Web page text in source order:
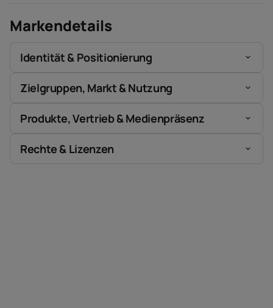
Markendetails
Identität & Positionierung
Zielgruppen, Markt & Nutzung
Produkte, Vertrieb & Medienpräsenz
Rechte & Lizenzen